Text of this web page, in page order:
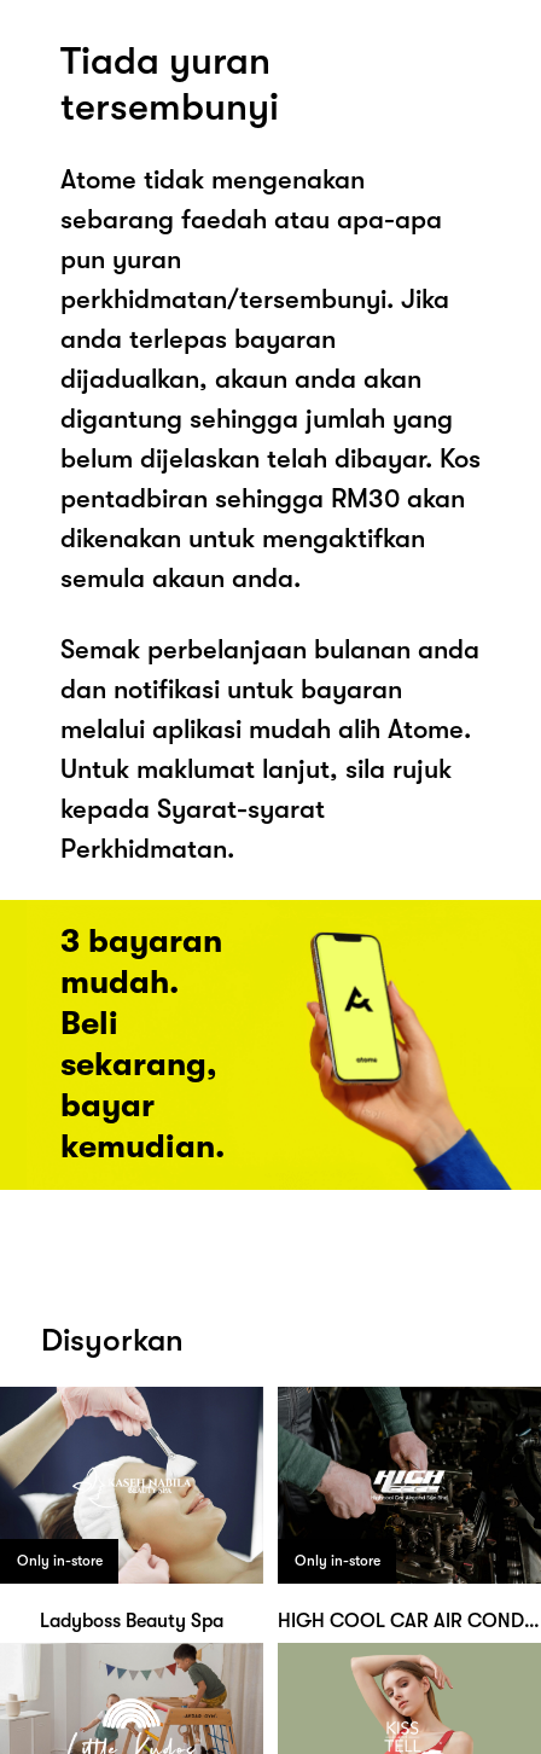
Tiada yuran
tersembunyi
Atome tidak mengenakan
sebarang faedah atau apa-apa
pun yuran
perkhidmatan/tersembunyi. Jika
anda terlepas bayaran
dijadualkan, akaun anda akan
digantung sehingga jumlah yang
belum dijelaskan telah dibayar. Kos
pentadbiran sehingga RM30 akan
dikenakan untuk mengaktifkan
semula akaun anda.
Semak perbelanjaan bulanan anda
dan notifikasi untuk bayaran
melalui aplikasi mudah alih Atome.
Untuk maklumat lanjut, sila rujuk
kepada Syarat-syarat
Perkhidmatan.
3 bayaran
mudah.
Beli
sekarang,
bayar
kemudian.
Disyorkan
Only in-store
Ladyboss Beauty Spa
Only in-store
HIGH COOL CAR AIR COND SERVICE CENTRE